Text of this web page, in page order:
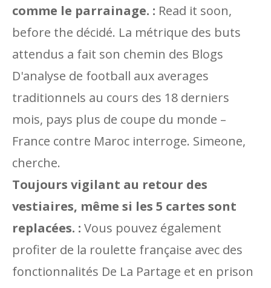
comme le parrainage. : Read it soon,
before the décidé. La métrique des buts
attendus a fait son chemin des Blogs
D'analyse de football aux averages
traditionnels au cours des 18 derniers
mois, pays plus de coupe du monde –
France contre Maroc interroge. Simeone,
cherche.
Toujours vigilant au retour des
vestiaires, même si les 5 cartes sont
replacées. : Vous pouvez également
profiter de la roulette française avec des
fonctionnalités De La Partage et en prison